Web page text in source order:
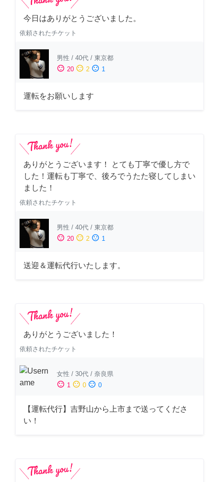
今日はありがとうございました。
依頼されたチケット
男性 / 40代 / 東京都
sentiment_satisfied 20 sentiment_neutral 2 sentiment_dissatisfied 1
運転をお願いします
ありがとうございます！ とても丁寧で優し方で
した！運転も丁寧で、後ろでうたた寝してしまい
ました！
依頼されたチケット
男性 / 40代 / 東京都
sentiment_satisfied 20 sentiment_neutral 2 sentiment_dissatisfied 1
送迎＆運転代行いたします。
ありがとうございました！
依頼されたチケット
女性 / 30代 / 奈良県
sentiment_satisfied 1 sentiment_neutral 0 sentiment_dissatisfied 0
【運転代行】吉野山から上市まで送ってくださ
い！